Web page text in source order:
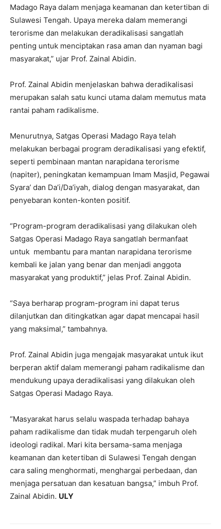
Madago Raya dalam menjaga keamanan dan ketertiban di
Sulawesi Tengah. Upaya mereka dalam memerangi
terorisme dan melakukan deradikalisasi sangatlah
penting untuk menciptakan rasa aman dan nyaman bagi
masyarakat,” ujar Prof. Zainal Abidin.
Prof. Zainal Abidin menjelaskan bahwa deradikalisasi
merupakan salah satu kunci utama dalam memutus mata
rantai paham radikalisme.
Menurutnya, Satgas Operasi Madago Raya telah
melakukan berbagai program deradikalisasi yang efektif,
seperti pembinaan mantan narapidana terorisme
(napiter), peningkatan kemampuan Imam Masjid, Pegawai
Syara’ dan Da’i/Da’iyah, dialog dengan masyarakat, dan
penyebaran konten-konten positif.
“Program-program deradikalisasi yang dilakukan oleh
Satgas Operasi Madago Raya sangatlah bermanfaat
untuk membantu para mantan narapidana terorisme
kembali ke jalan yang benar dan menjadi anggota
masyarakat yang produktif,” jelas Prof. Zainal Abidin.
“Saya berharap program-program ini dapat terus
dilanjutkan dan ditingkatkan agar dapat mencapai hasil
yang maksimal,” tambahnya.
Prof. Zainal Abidin juga mengajak masyarakat untuk ikut
berperan aktif dalam memerangi paham radikalisme dan
mendukung upaya deradikalisasi yang dilakukan oleh
Satgas Operasi Madago Raya.
“Masyarakat harus selalu waspada terhadap bahaya
paham radikalisme dan tidak mudah terpengaruh oleh
ideologi radikal. Mari kita bersama-sama menjaga
keamanan dan ketertiban di Sulawesi Tengah dengan
cara saling menghormati, menghargai perbedaan, dan
menjaga persatuan dan kesatuan bangsa,” imbuh Prof.
Zainal Abidin. ULY